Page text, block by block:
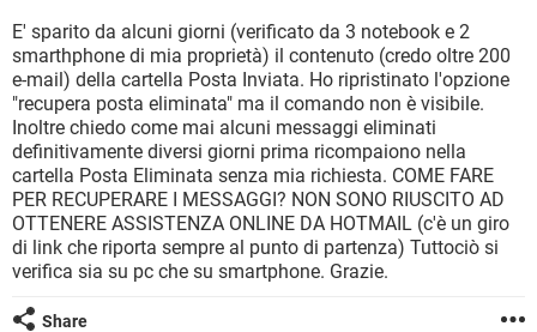
TIKTOK FACEBOOK
HARDWARE
INSTAGRAM WHATSAPP
TIKTOK FACEBOOK
HARDWARE
INTRATTENIMENTO ANDROID
iOS WINDOWS 10
INSTAGRAM WHATSAPP
TIKTOK FACEBOOK
HARDWARE
E' sparito da alcuni giorni (verificato da 3 notebook e 2
smarthphone di mia proprietà) il contenuto (credo oltre 200
e-mail) della cartella Posta Inviata. Ho ripristinato l'opzione
"recupera posta eliminata" ma il comando non è visibile.
Inoltre chiedo come mai alcuni messaggi eliminati
definitivamente diversi giorni prima ricompaiono nella
cartella Posta Eliminata senza mia richiesta. COME FARE
PER RECUPERARE I MESSAGGI? NON SONO RIUSCITO AD
OTTENERE ASSISTENZA ONLINE DA HOTMAIL (c'è un giro
di link che riporta sempre al punto di partenza) Tuttociò si
verifica sia su pc che su smartphone. Grazie.
Share